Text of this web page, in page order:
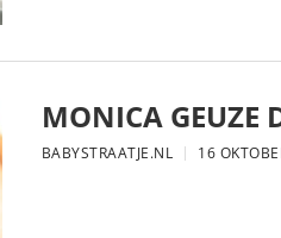
MONICA GEUZE
BABYSTRAATJE.NL 16